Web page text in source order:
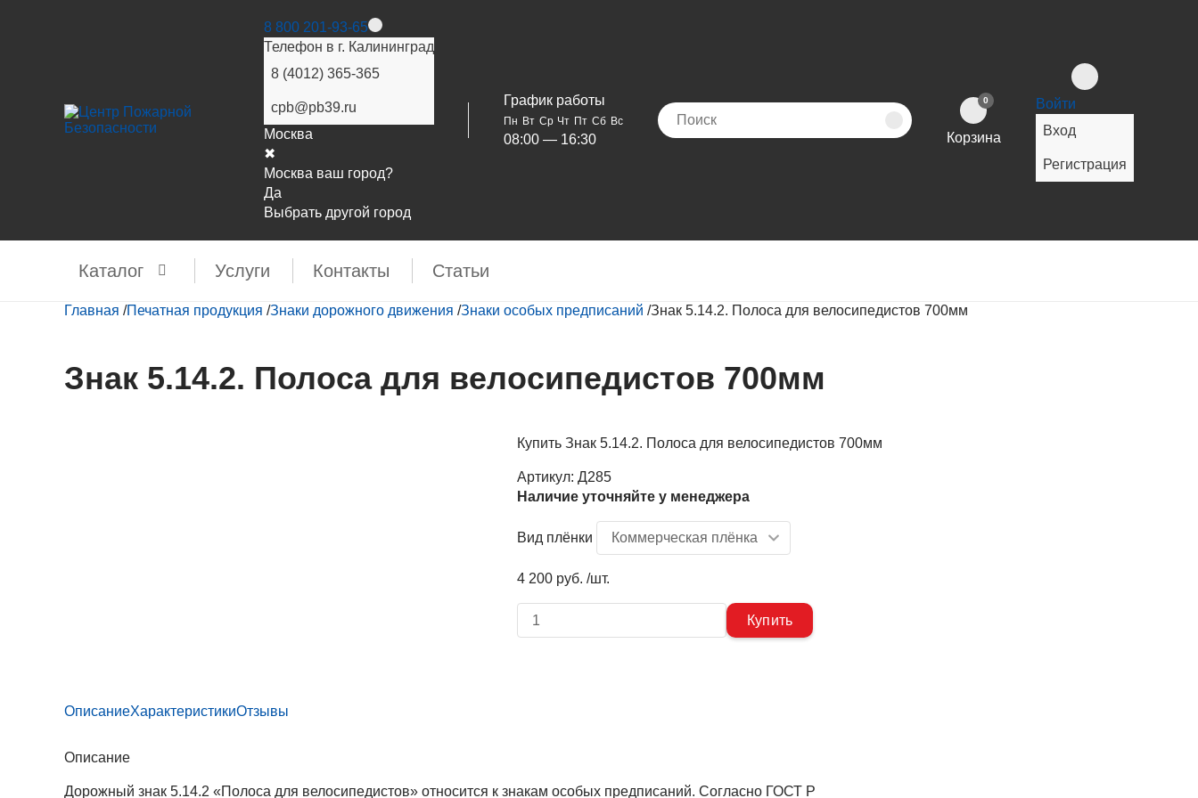
8 800 201-93-65
Телефон в г. Калининград
8 (4012) 365-365
cpb@pb39.ru
Москва
✖
Москва ваш город?
Да
Выбрать другой город
График работы
Пн Вт Ср Чт Пт Сб Вс
08:00 — 16:30
0
Корзина
Войти
Вход
Регистрация
Каталог Услуги Контакты Cтатьи
Главная /Печатная продукция /Знаки дорожного движения /Знаки особых предписаний /Знак 5.14.2. Полоса для велосипедистов 700мм
Знак 5.14.2. Полоса для велосипедистов 700мм
Купить Знак 5.14.2. Полоса для велосипедистов 700мм
Артикул:Д285
Наличие уточняйте у менеджера
Вид плёнки
4 200 руб. /шт.
ОписаниеХарактеристикиОтзывы
Описание
Дорожный знак 5.14.2 «Полоса для велосипедистов» относится к знакам особых предписаний. Согласно ГОСТ Р